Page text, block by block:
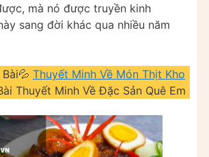
mà nó được truyền kinh
sang đời khác qua nhiều năm
Thuyết Minh Về Món Thịt Kho
Thuyết Minh Về Đặc Sản Quê Em